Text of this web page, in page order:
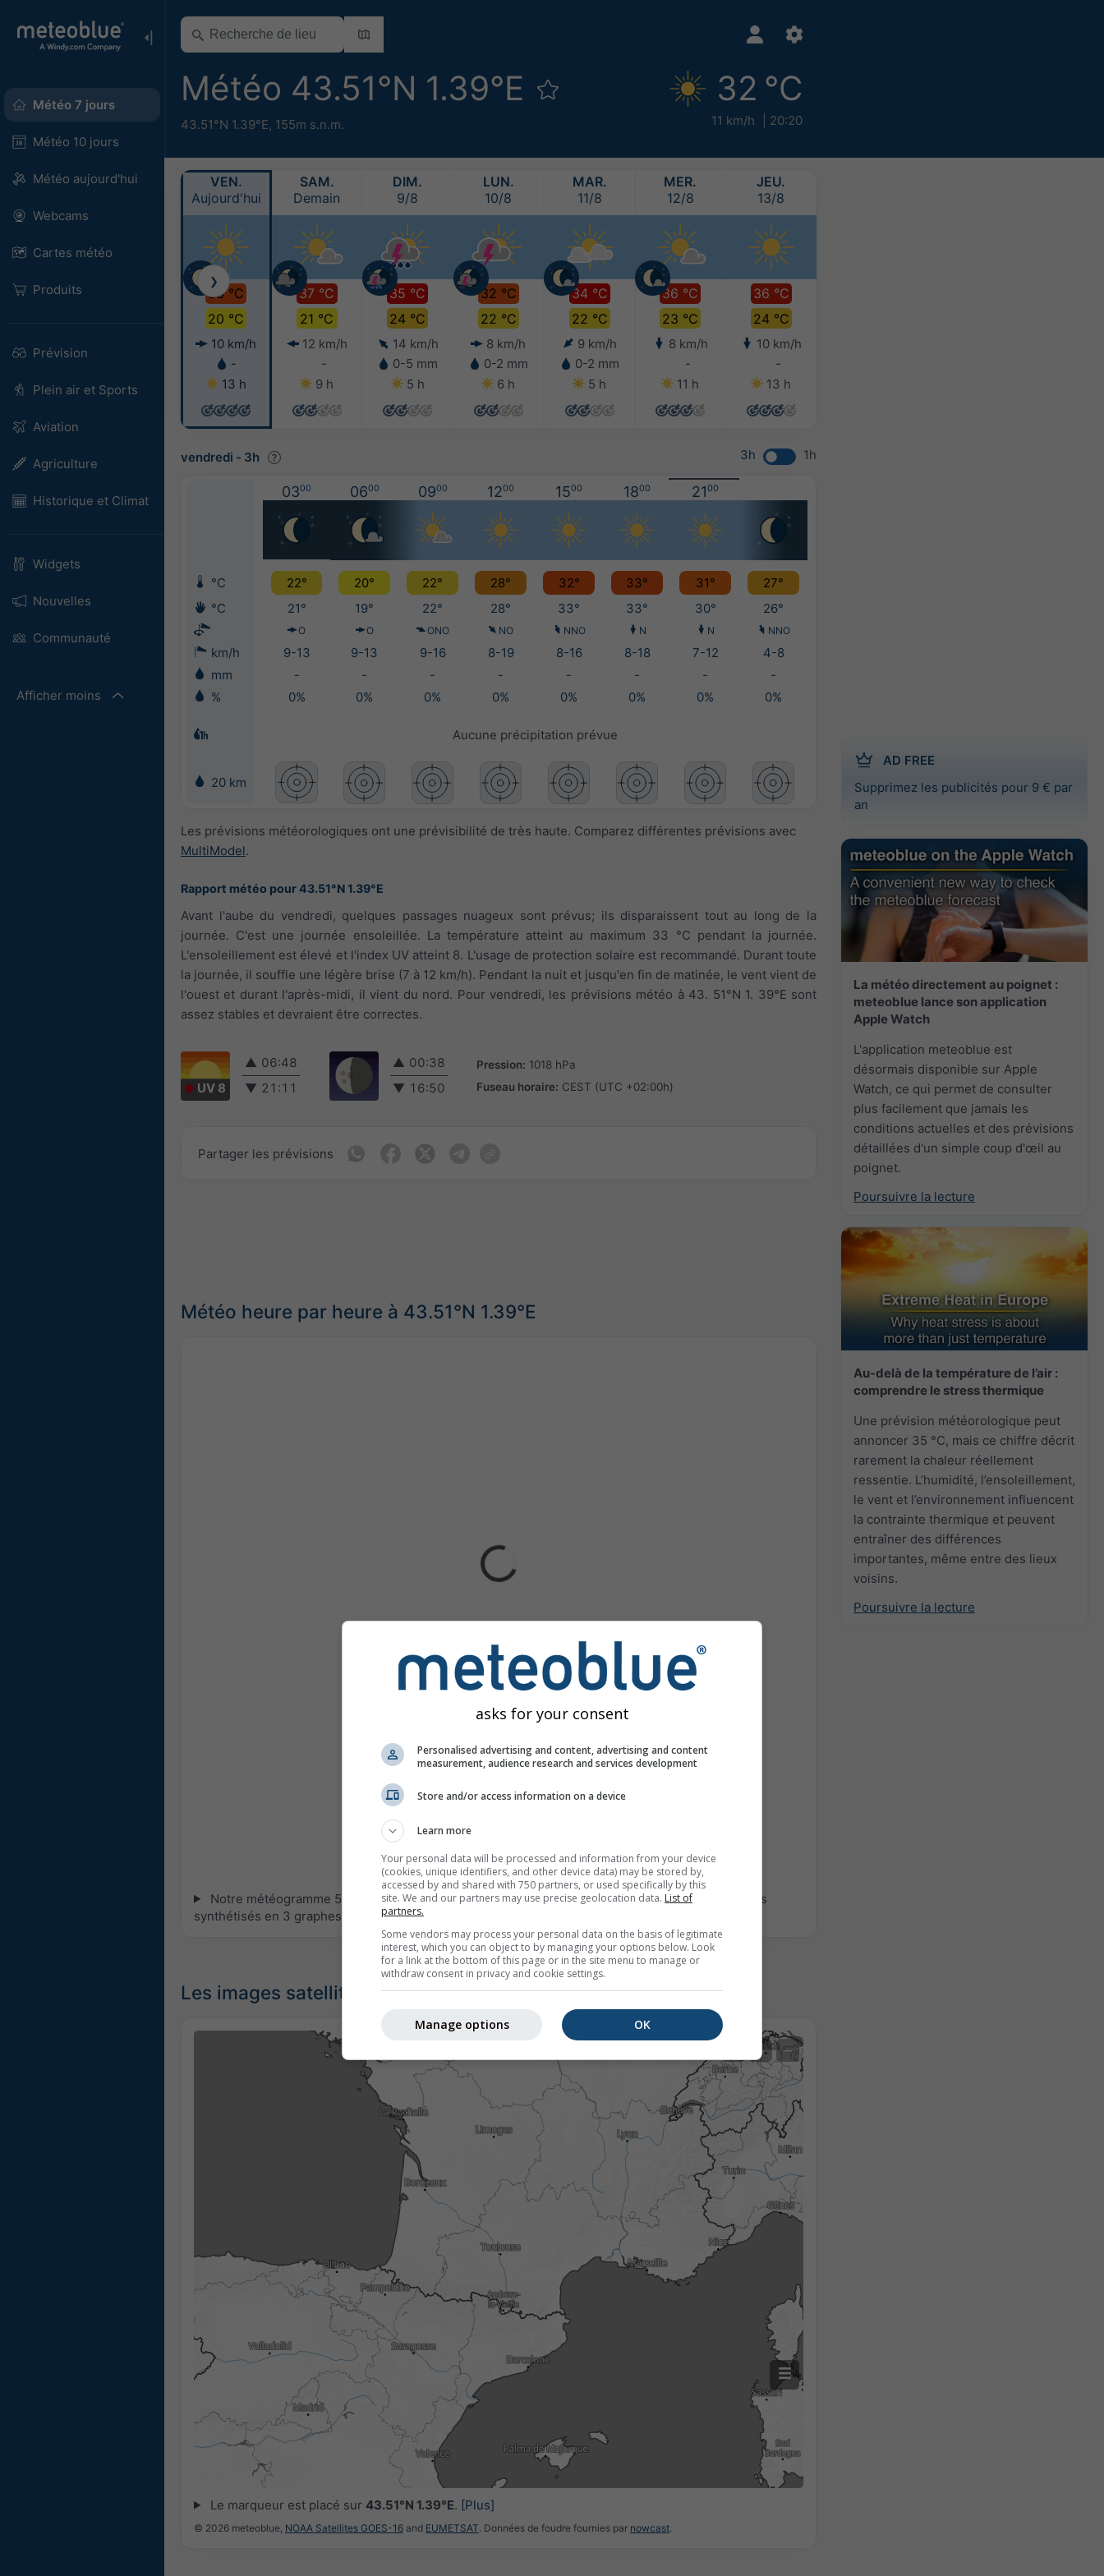
Météo 7 jours
Météo 10 jours
Météo aujourd'hui
Webcams
Cartes météo
Produits
Prévision
Plein air et Sports
Aviation
Agriculture
Historique et Climat
Widgets
Nouvelles
Communauté
Afficher moins
Météo 43.51°N 1.39°E
43.51°N 1.39°E, 155m s.n.m.
32 °C
11 km/h 20:20
AD FREE
Supprimez les publicités pour 9 € par
an
La météo directement au poignet :
meteoblue lance son application
Apple Watch
L'application meteoblue est
désormais disponible sur Apple
Watch, ce qui permet de consulter
plus facilement que jamais les
conditions actuelles et des prévisions
détaillées d'un simple coup d'œil au
poignet.
Poursuivre la lecture
Au-delà de la température de l’air :
comprendre le stress thermique
Une prévision météorologique peut
annoncer 35 °C, mais ce chiffre décrit
rarement la chaleur réellement
ressentie. L’humidité, l’ensoleillement,
le vent et l’environnement influencent
la contrainte thermique et peuvent
entraîner des différences
importantes, même entre des lieux
voisins.
Poursuivre la lecture
VEN.
Aujourd'hui
33 °C
20 °C
10 km/h
-
13 h
SAM.
Demain
37 °C
21 °C
12 km/h
-
9 h
DIM.
9/8
35 °C
24 °C
14 km/h
0-5 mm
5 h
LUN.
10/8
32 °C
22 °C
8 km/h
0-2 mm
6 h
MAR.
11/8
34 °C
22 °C
9 km/h
0-2 mm
5 h
MER.
12/8
36 °C
23 °C
8 km/h
-
11 h
JEU.
13/8
36 °C
24 °C
10 km/h
-
13 h
❯
vendredi - 3h 3h 1h
0300 0600 0900 1200 1500 1800 2100
°C 22° 20° 22° 28° 32° 33° 31°
27°
°C
21° 19° 22° 28° 33° 33° 30° 26°
O O ONO NO NNO N N NNO
km/h 9-13 9-13 9-16 8-19 8-16 8-18 7-12
4-8
mm
- - - - - - -
-
%
0% 0% 0% 0% 0% 0% 0% 0%
Aucune précipitation prévue
20 km
Les prévisions météorologiques ont une prévisibilité de très haute. Comparez différentes prévisions avec
MultiModel.
Rapport météo pour 43.51°N 1.39°E
Avant l'aube du vendredi, quelques passages nuageux sont prévus; ils disparaissent tout au long de la
journée. C'est une journée ensoleillée. La température atteint au maximum 33 °C pendant la journée.
L'ensoleillement est élevé et l'index UV atteint 8. L'usage de protection solaire est recommandé. Durant toute
la journée, il souffle une légère brise (7 à 12 km/h). Pendant la nuit et jusqu'en fin de matinée, le vent vient de
l'ouest et durant l'après-midi, il vient du nord. Pour vendredi, les prévisions météo à 43. 51°N 1. 39°E sont
assez stables et devraient être correctes.
UV 8
▲ 06:48
▼ 21:11
▲ 00:38
▼ 16:50
Pression: 1018 hPa
Fuseau horaire: CEST (UTC +02:00h)
Partager les prévisions
Météo heure par heure à 43.51°N 1.39°E
Notre météogramme 5 jours pour 43.51°N 1.39°E offre toutes les informations météorologiques
synthétisés en 3 graphes :
[Plus]
Les images satellites actuelles
18h
18:45 19:00 19:30 19:45
+ −
Le marqueur est placé sur 43.51°N 1.39°E. [Plus]
© 2026 meteoblue, NOAA Satellites GOES-16 and EUMETSAT. Données de foudre fournies par nowcast.
asks for your consent
Personalised advertising and content, advertising and content
measurement, audience research and services development
Store and/or access information on a device
Learn more
Your personal data will be processed and information from your device
(cookies, unique identifiers, and other device data) may be stored by,
accessed by and shared with 750 partners, or used specifically by this
site. We and our partners may use precise geolocation data. List of
partners.
Some vendors may process your personal data on the basis of legitimate
interest, which you can object to by managing your options below. Look
for a link at the bottom of this page or in the site menu to manage or
withdraw consent in privacy and cookie settings.
OK
Manage options